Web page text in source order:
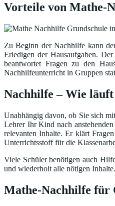
Vorteile von Mathe-
Zu Beginn der Nachhilfe kann
Erledigen der Hausaufgaben.
beantwortet Fragen zu den
Nachhilfeunterricht in Gruppen
Nachhilfe – Wie läuft
Unabhängig davon, ob Sie sich
Lehrer Ihr Kind nach
relevanten Inhalte. Er klärt
Unterrichtsstoff für die
Viele Schüler benötigen auch
und wiederholt alle nötigen
Mathe-Nachhilfe für